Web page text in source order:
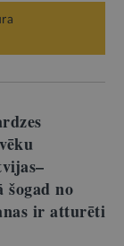
no
ir atturēti